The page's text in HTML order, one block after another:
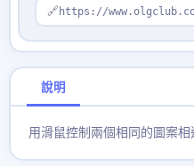
🔗 https://
說明
用滑鼠控制兩個相同的圖案相